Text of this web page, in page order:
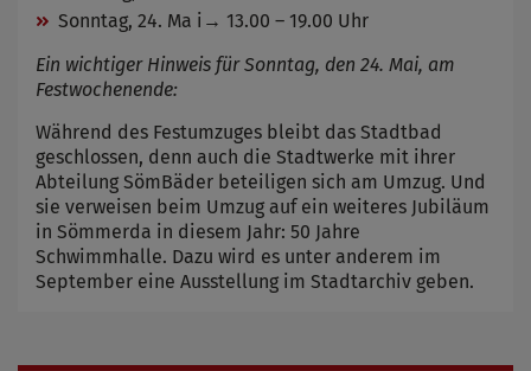
Sonntag, 24. Ma i→ 13.00 – 19.00 Uhr
Ein wichtiger Hinweis für Sonntag, den 24. Mai, am
Festwochenende:
Während des Festumzuges bleibt das Stadtbad
geschlossen, denn auch die Stadtwerke mit ihrer
Abteilung SömBäder beteiligen sich am Umzug. Und
sie verweisen beim Umzug auf ein weiteres Jubiläum
in Sömmerda in diesem Jahr: 50 Jahre
Schwimmhalle. Dazu wird es unter anderem im
September eine Ausstellung im Stadtarchiv geben.